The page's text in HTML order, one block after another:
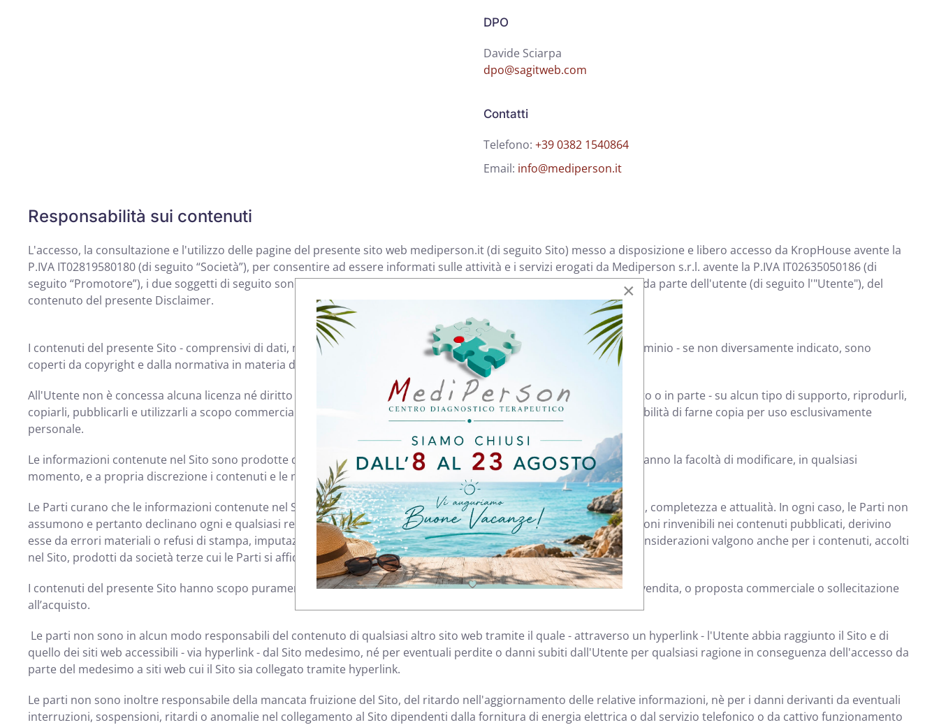
DPO
Davide Sciarpa
dpo@sagitweb.com
Contatti
Telefono: +39 0382 1540864
Email: info@mediperson.it
Responsabilità sui contenuti
L'accesso, la consultazione e l'utilizzo delle pagine del presente sito web mediperson.it (di seguito Sito) messo a disposizione e libero accesso da KropHouse avente la
P.IVA IT02819580180 (di seguito “Società”), per consentire ad essere informati sulle attività e i servizi erogati da Mediperson s.r.l. avente la P.IVA IT02635050186 (di
seguito “Promotore”), i due soggetti di seguito sono congiuntamente nominati le “Parti”, comportano l'accettazione, da parte dell'utente (di seguito l'"Utente"), del
contenuto del presente Disclaimer.
I contenuti del presente Sito - comprensivi di dati, notizie, informazioni, immagini, grafici, disegni, marchi e nomi a dominio - se non diversamente indicato, sono
coperti da copyright e dalla normativa in materia di proprietà industriale.
All'Utente non è concessa alcuna licenza né diritto d'uso e pertanto non è consentito registrare tali contenuti - in tutto o in parte - su alcun tipo di supporto, riprodurli,
copiarli, pubblicarli e utilizzarli a scopo commerciale senza preventiva autorizzazione scritta delle Parti, salva la possibilità di farne copia per uso esclusivamente
personale.
Le informazioni contenute nel Sito sono prodotte da fonti interne delle Parti se non diversamente indicato. Le Parti hanno la facoltà di modificare, in qualsiasi
momento, e a propria discrezione i contenuti e le modalità funzionali ed operative del Sito, senza alcun preavviso.
Le Parti curano che le informazioni contenute nel Sito rispondano a requisiti di attendibilità, correttezza, accuratezza, completezza e attualità. In ogni caso, le Parti non
assumono e pertanto declinano ogni e qualsiasi responsabilità per eventuali errori, inesattezze, mancanze ed omissioni rinvenibili nei contenuti pubblicati, derivino
esse da errori materiali o refusi di stampa, imputazione dati, formattazione,scansionamento o altro. Le medesime considerazioni valgono anche per i contenuti, accolti
nel Sito, prodotti da società terze cui le Parti si affidano.
I contenuti del presente Sito hanno scopo puramente informativo e non rappresentano in alcun modo un'offerta di vendita, o proposta commerciale o sollecitazione
all’acquisto.
Le parti non sono in alcun modo responsabili del contenuto di qualsiasi altro sito web tramite il quale - attraverso un hyperlink - l'Utente abbia raggiunto il Sito e di
quello dei siti web accessibili - via hyperlink - dal Sito medesimo, né per eventuali perdite o danni subiti dall'Utente per qualsiasi ragione in conseguenza dell'accesso da
parte del medesimo a siti web cui il Sito sia collegato tramite hyperlink.
Le parti non sono inoltre responsabile della mancata fruizione del Sito, del ritardo nell'aggiornamento delle relative informazioni, nè per i danni derivanti da eventuali
interruzioni, sospensioni, ritardi o anomalie nel collegamento al Sito dipendenti dalla fornitura di energia elettrica o dal servizio telefonico o da cattivo funzionamento
×